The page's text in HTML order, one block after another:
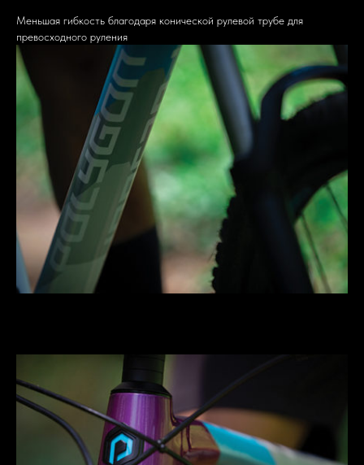
Меньшая гибкость благодаря конической рулевой трубе для
превосходного руления